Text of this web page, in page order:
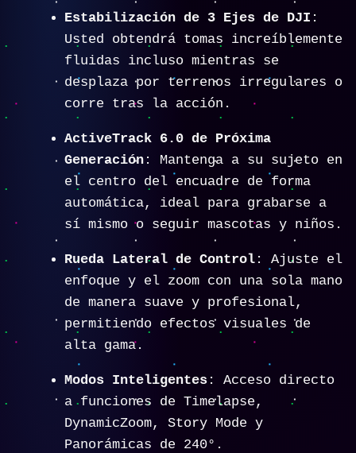
Estabilización de 3 Ejes de DJI :
Usted obtendrá tomas increíblemente
fluidas incluso mientras se
desplaza por terrenos irregulares o
corre tras la acción.
ActiveTrack 6.0 de Próxima
Generación : Mantenga a su sujeto en
el centro del encuadre de forma
automática, ideal para grabarse a
sí mismo o seguir mascotas y niños.
Rueda Lateral de Control : Ajuste el
enfoque y el zoom con una sola mano
de manera suave y profesional,
permitiendo efectos visuales de
alta gama.
Modos Inteligentes : Acceso directo
a funciones de Timelapse,
DynamicZoom, Story Mode y
Panorámicas de 240°.